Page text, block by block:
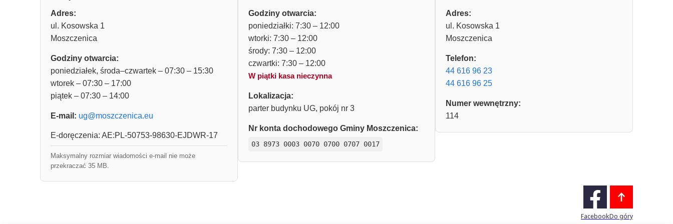
Adres:
ul. Kosowska 1
Moszczenica
Godziny otwarcia:
poniedziałek, środa–czwartek – 07:30 – 15:30
wtorek – 07:30 – 17:00
piątek – 07:30 – 14:00
E-mail: ug@moszczenica.eu
E-doręczenia: AE:PL-50753-98630-EJDWR-17
Maksymalny rozmiar wiadomości e-mail nie może
przekraczać 35 MB.
Godziny otwarcia:
poniedziałki: 7:30 – 12:00
wtorki: 7:30 – 12:00
środy: 7:30 – 12:00
czwartki: 7:30 – 12:00
W piątki kasa nieczynna
Lokalizacja:
parter budynku UG, pokój nr 3
Nr konta dochodowego Gminy Moszczenica:
03 8973 0003 0070 0700 0707 0017
Adres:
ul. Kosowska 1
Moszczenica
Telefon:
44 616 96 23
44 616 96 25
Numer wewnętrzny:
114
FacebookDo góry